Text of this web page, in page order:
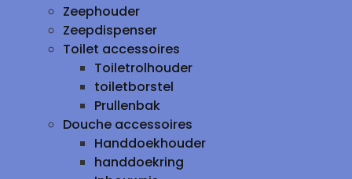
Zeephouder
Zeepdispenser
Toilet accessoires
Toiletrolhouder
toiletborstel
Prullenbak
Douche accessoires
Handdoekhouder
handdoekring